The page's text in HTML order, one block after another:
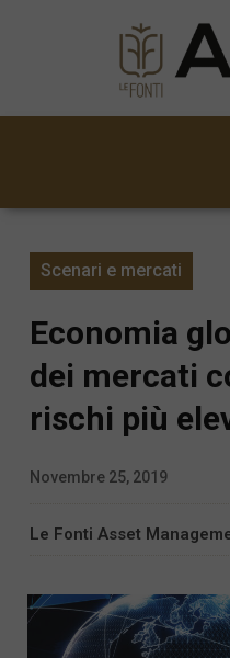
Scenari e mercati
Economia
dei mercati
rischi più
Novembre 25, 2019
Le Fonti Asset